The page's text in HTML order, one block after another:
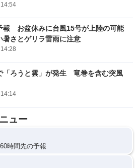
報 お盆休みに台風15号が上陸の可能
さとゲリラ雷雨に注意
「ろうと雲」が発生 竜巻を含む突風
ュー
時間先の予報